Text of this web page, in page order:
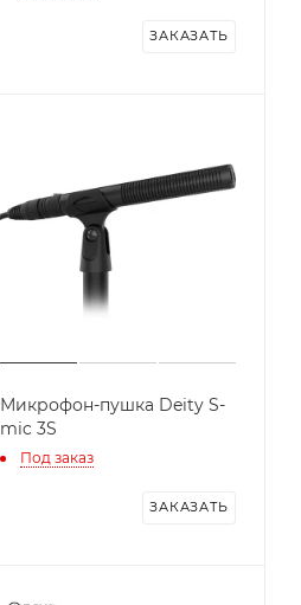
ЗАКАЗАТЬ
Микрофон-пушка Deity S-
mic 3S
Под заказ
ЗАКАЗАТЬ